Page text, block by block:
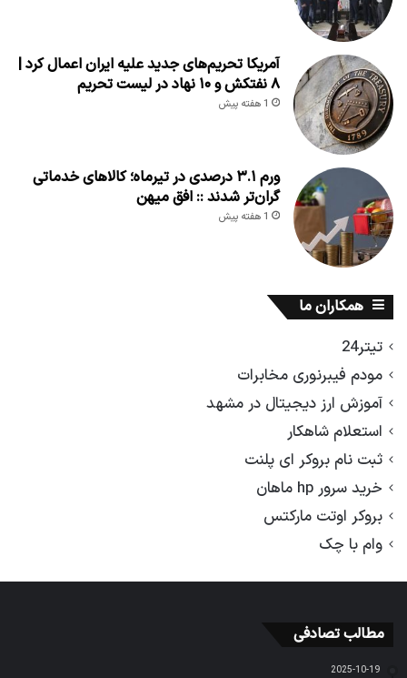
آمریکا تحریم‌های جدید علیه ایران اعمال کرد |
۸ نفتکش و ۱۰ نهاد در لیست تحریم
1 هفته پیش
ورم ۳.۱ درصدی در تیرماه؛ کالاهای خدماتی
گران‌تر شدند :: افق میهن
1 هفته پیش
همکاران ما
تیتر24
مودم فیبرنوری مخابرات
آموزش ارز دیجیتال در مشهد
استعلام شاهکار
ثبت نام بروکر ای پلنت
خرید سرور hp ماهان
بروکر اوتت مارکتس
وام با چک
مطالب تصادفی
2025-10-19